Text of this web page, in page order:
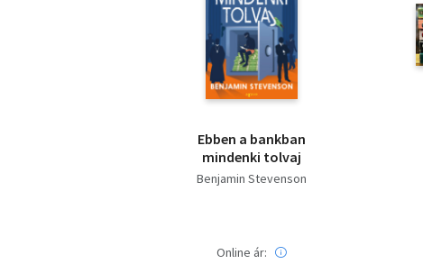
Ebben a bankban
mindenki tolvaj
Benjamin Stevenson
Online ár: